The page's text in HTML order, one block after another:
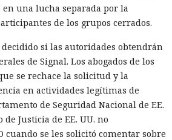
una lucha separada por la
de los grupos cerrados.
si las autoridades obtendrán
de Signal. Los abogados de los
se rechace la solicitud y la
en actividades legítimas de
de Seguridad Nacional de EE.
Justicia de EE. UU. no
cuando se les solicitó comentar sobre